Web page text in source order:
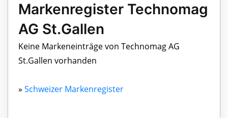
Markenregister Technomag
AG St.Gallen
Keine Markeneinträge von Technomag AG
St.Gallen vorhanden
» Schweizer Markenregister